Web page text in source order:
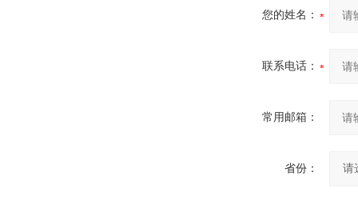
您的姓名：
联系电话：
常用邮箱：
省份：